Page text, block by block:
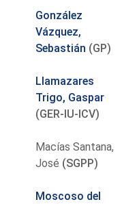
González
Vázquez,
Sebastián (GP)
Llamazares
Trigo, Gaspar
(GER-IU-ICV)
Macías Santana,
José (SGPP)
Moscoso del